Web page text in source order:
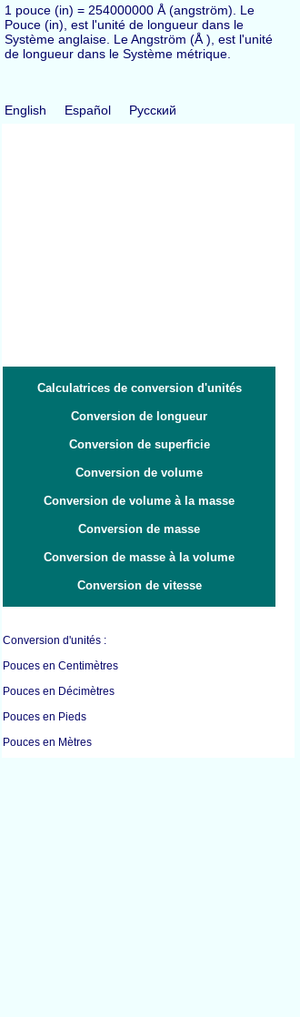
1 pouce (in) = 254000000 Å (angström). Le
Pouce (in), est l'unité de longueur dans le
Système anglaise. Le Angström (Å ), est l'unité
de longueur dans le Système métrique.
English Español Русский
Calculatrices de conversion d'unités
Conversion de longueur
Conversion de superficie
Conversion de volume
Conversion de volume à la masse
Conversion de masse
Conversion de masse à la volume
Conversion de vitesse
Conversion d'unités :
Pouces en Centimètres
Pouces en Décimètres
Pouces en Pieds
Pouces en Mètres